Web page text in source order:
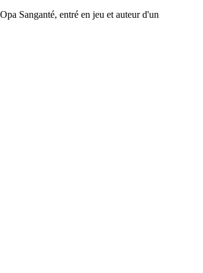
Sanganté, entré en jeu et auteur d'un